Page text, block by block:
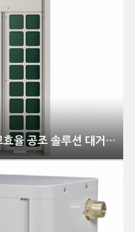
삼성전자,’2023 AHR 엑스포’서 고효율 공조 솔루션 대거 공개